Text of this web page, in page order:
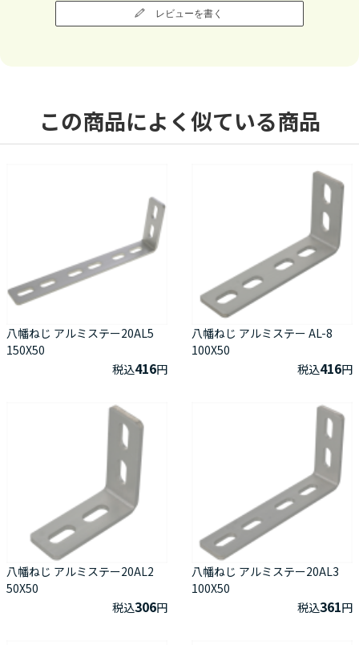
レビューを書く
この商品によく似ている商品
八幡ねじ アルミステー20AL5
150X50
税込416円
八幡ねじ アルミステー AL-8
100X50
税込416円
八幡ねじ アルミステー20AL2
50X50
税込306円
八幡ねじ アルミステー20AL3
100X50
税込361円